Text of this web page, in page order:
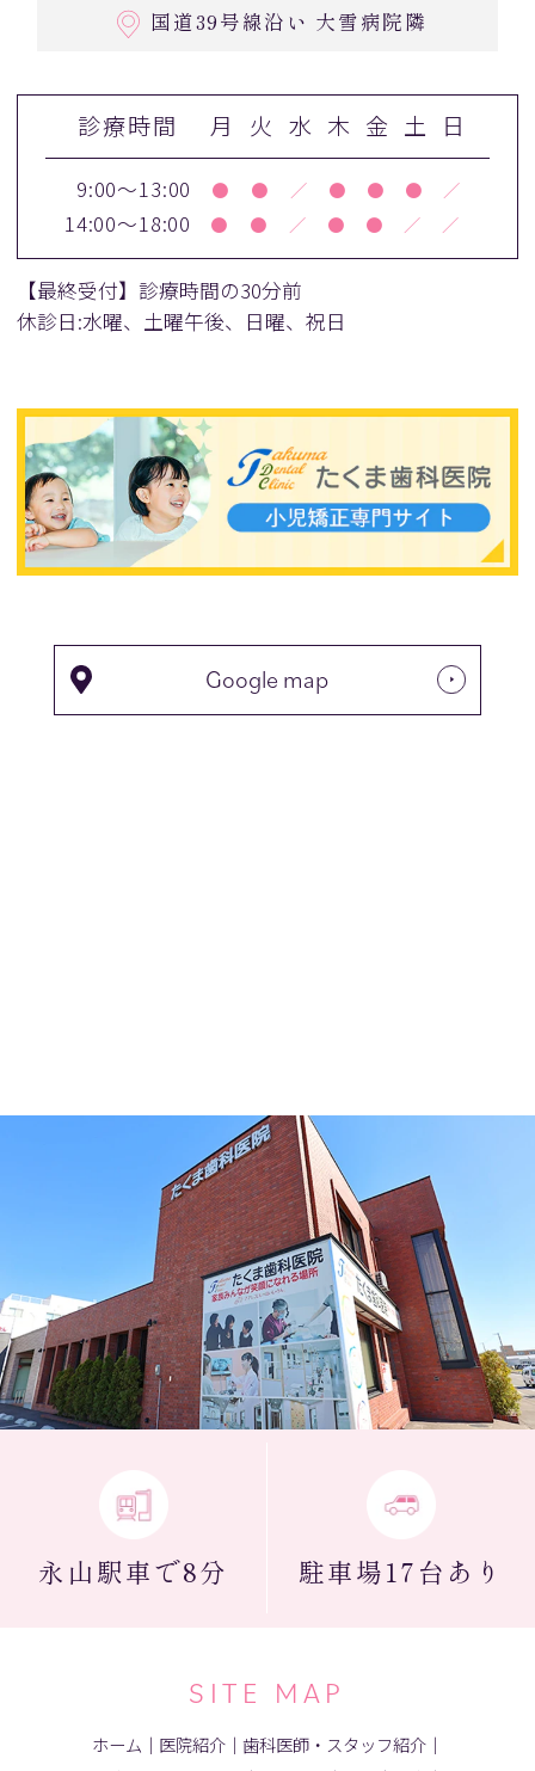
国道39号線沿い 大雪病院隣
診療時間 月 火 水 木 金 土 日
9:00～13:00 ● ● ／ ● ● ● ／
14:00～18:00 ● ● ／ ● ● ／ ／
【最終受付】診療時間の30分前
休診日:水曜、土曜午後、日曜、祝日
Google map
永山駅車で8分 駐車場17台あり
SITE MAP
ホーム ｜ 医院紹介 ｜ 歯科医師・スタッフ紹介 ｜